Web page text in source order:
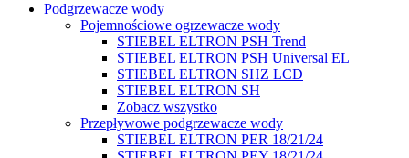
Podgrzewacze wody
Pojemnościowe ogrzewacze wody
STIEBEL ELTRON PSH Trend
STIEBEL ELTRON PSH Universal EL
STIEBEL ELTRON SHZ LCD
STIEBEL ELTRON SH
Zobacz wszystko
Przepływowe podgrzewacze wody
STIEBEL ELTRON PER 18/21/24